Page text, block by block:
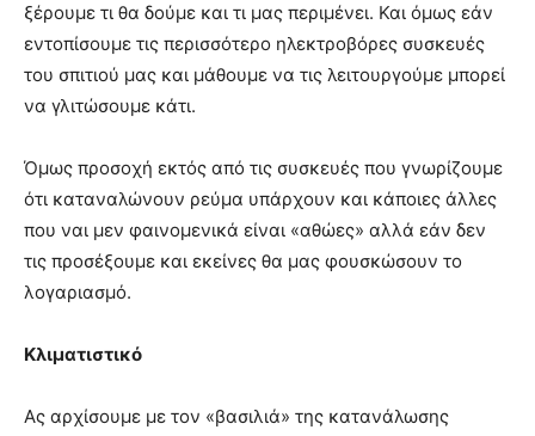
lyons
teaches
you
the
pain.
pornhun
hd
ξέρουμε τι θα δούμε και τι μας περιμένει. Και όμως εάν
εντοπίσουμε τις περισσότερο ηλεκτροβόρες συσκευές
του σπιτιού μας και μάθουμε να τις λειτουργούμε μπορεί
να γλιτώσουμε κάτι.
Όμως προσοχή εκτός από τις συσκευές που γνωρίζουμε
ότι καταναλώνουν ρεύμα υπάρχουν και κάποιες άλλες
που ναι μεν φαινομενικά είναι «αθώες» αλλά εάν δεν
τις προσέξουμε και εκείνες θα μας φουσκώσουν το
λογαριασμό.
Κλιματιστικό
Ας αρχίσουμε με τον «βασιλιά» της κατανάλωσης